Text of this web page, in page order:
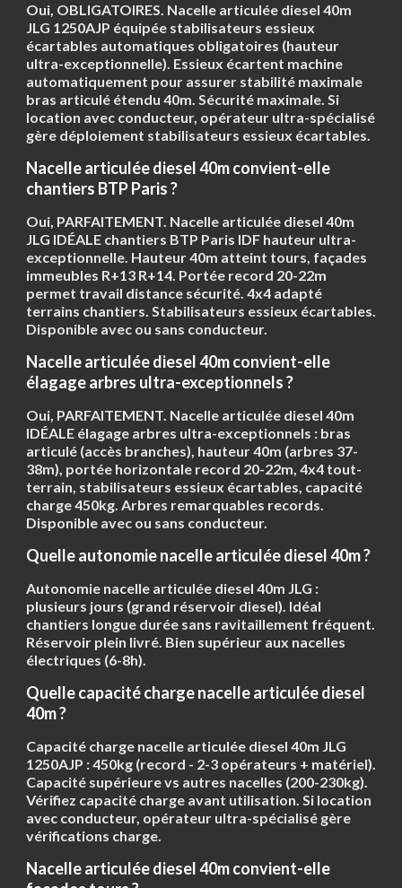
Oui, OBLIGATOIRES. Nacelle articulée diesel 40m
JLG 1250AJP équipée stabilisateurs essieux
écartables automatiques obligatoires (hauteur
ultra-exceptionnelle). Essieux écartent machine
automatiquement pour assurer stabilité maximale
bras articulé étendu 40m. Sécurité maximale. Si
location avec conducteur, opérateur ultra-spécialisé
gère déploiement stabilisateurs essieux écartables.
Nacelle articulée diesel 40m convient-elle
chantiers BTP Paris ?
Oui, PARFAITEMENT. Nacelle articulée diesel 40m
JLG IDÉALE chantiers BTP Paris IDF hauteur ultra-
exceptionnelle. Hauteur 40m atteint tours, façades
immeubles R+13 R+14. Portée record 20-22m
permet travail distance sécurité. 4x4 adapté
terrains chantiers. Stabilisateurs essieux écartables.
Disponible avec ou sans conducteur.
Nacelle articulée diesel 40m convient-elle
élagage arbres ultra-exceptionnels ?
Oui, PARFAITEMENT. Nacelle articulée diesel 40m
IDÉALE élagage arbres ultra-exceptionnels : bras
articulé (accès branches), hauteur 40m (arbres 37-
38m), portée horizontale record 20-22m, 4x4 tout-
terrain, stabilisateurs essieux écartables, capacité
charge 450kg. Arbres remarquables records.
Disponible avec ou sans conducteur.
Quelle autonomie nacelle articulée diesel 40m ?
Autonomie nacelle articulée diesel 40m JLG :
plusieurs jours (grand réservoir diesel). Idéal
chantiers longue durée sans ravitaillement fréquent.
Réservoir plein livré. Bien supérieur aux nacelles
électriques (6-8h).
Quelle capacité charge nacelle articulée diesel
40m ?
Capacité charge nacelle articulée diesel 40m JLG
1250AJP :450kg (record - 2-3 opérateurs + matériel).
Capacité supérieure vs autres nacelles (200-230kg).
Vérifiez capacité charge avant utilisation. Si location
avec conducteur, opérateur ultra-spécialisé gère
vérifications charge.
Nacelle articulée diesel 40m convient-elle